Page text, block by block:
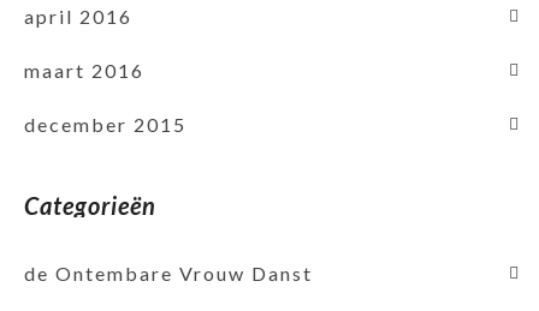
april 2016
maart 2016
december 2015
Categorieën
de Ontembare Vrouw Danst